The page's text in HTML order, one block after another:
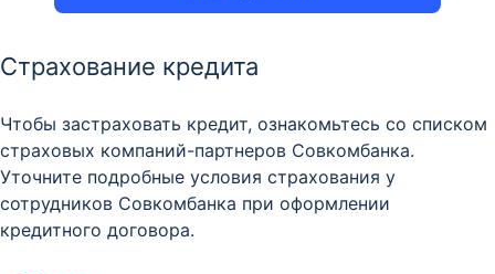
Страхование кредита
Чтобы застраховать кредит, ознакомьтесь со списком
страховых компаний-партнеров Совкомбанка.
Уточните подробные условия страхования у
сотрудников Совкомбанка при оформлении
кредитного договора.